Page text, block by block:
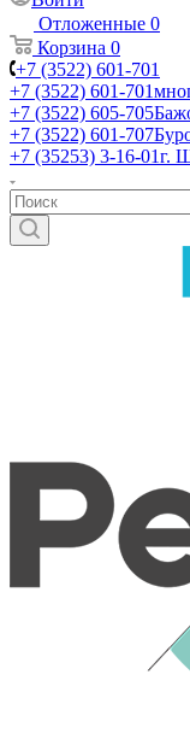
Отложенные 0
Корзина 0
+7 (3522) 601-701
+7 (3522) 601-701
+7 (3522) 605-705
+7 (3522) 601-707
+7 (35253) 3-16-01г.